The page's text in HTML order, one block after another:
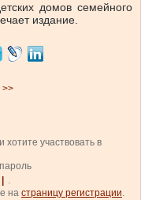
домов семейного
издание.
>>
участвовать в
.
на страницу регистрации.